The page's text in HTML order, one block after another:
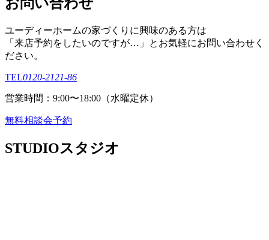
ユーディーホームの家づくりに興味のある⽅は
「来店予約をしたいのですが…」とお気軽にお問い合わせく
ださい。
TEL0120-2121-86
営業時間：9:00〜18:00（⽔曜定休）
無料相談会予約
STUDIOスタジオ